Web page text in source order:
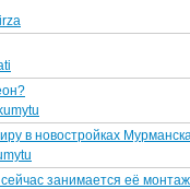
в новостройках
занимается её